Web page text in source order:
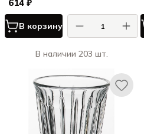
614 ₽
В корзину
В наличии 203 шт.